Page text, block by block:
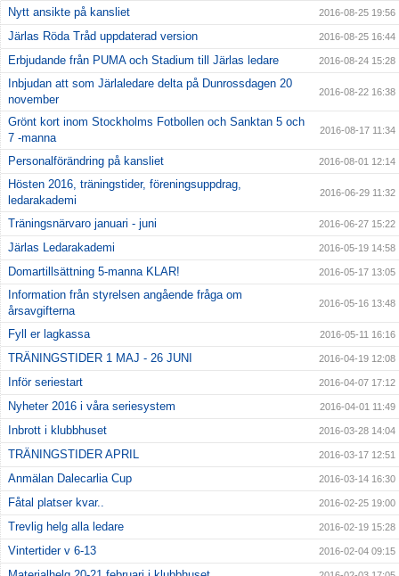
Nytt ansikte på kansliet 2016-08-25 19:56
Järlas Röda Tråd uppdaterad version 2016-08-25 16:44
Erbjudande från PUMA och Stadium till Järlas ledare 2016-08-24 15:28
Inbjudan att som Järlaledare delta på Dunrossdagen 20
november
2016-08-22 16:38
Grönt kort inom Stockholms Fotbollen och Sanktan 5 och
7 -manna
2016-08-17 11:34
Personalförändring på kansliet 2016-08-01 12:14
Hösten 2016, träningstider, föreningsuppdrag,
ledarakademi
2016-06-29 11:32
Träningsnärvaro januari - juni 2016-06-27 15:22
Järlas Ledarakademi 2016-05-19 14:58
Domartillsättning 5-manna KLAR! 2016-05-17 13:05
Information från styrelsen angående fråga om
årsavgifterna
2016-05-16 13:48
Fyll er lagkassa 2016-05-11 16:16
TRÄNINGSTIDER 1 MAJ - 26 JUNI 2016-04-19 12:08
Inför seriestart 2016-04-07 17:12
Nyheter 2016 i våra seriesystem 2016-04-01 11:49
Inbrott i klubbhuset 2016-03-28 14:04
TRÄNINGSTIDER APRIL 2016-03-17 12:51
Anmälan Dalecarlia Cup 2016-03-14 16:30
Fåtal platser kvar.. 2016-02-25 19:00
Trevlig helg alla ledare 2016-02-19 15:28
Vintertider v 6-13 2016-02-04 09:15